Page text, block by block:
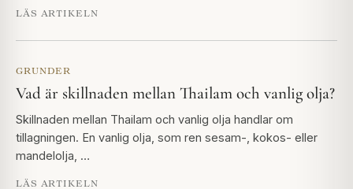
LÄS ARTIKELN
GRUNDER
Vad är skillnaden mellan Thailam och vanlig olja?
Skillnaden mellan Thailam och vanlig olja handlar om
tillagningen. En vanlig olja, som ren sesam-, kokos- eller
mandelolja, …
LÄS ARTIKELN